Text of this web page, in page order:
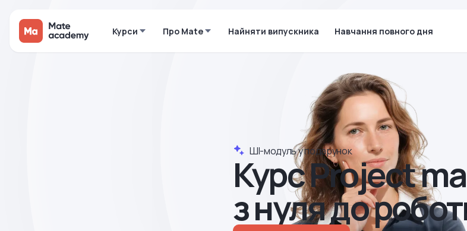
Курси Про Mate Найняти випускника Навчання повного дня
ШІ-модуль у подарунок
Курс Project
з нуля до